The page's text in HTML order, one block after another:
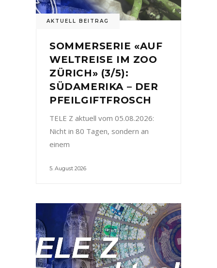
AKTUELL BEITRAG
SOMMERSERIE «AUF
WELTREISE IM ZOO
ZÜRICH» (3/5):
SÜDAMERIKA – DER
PFEILGIFTFROSCH
TELE Z aktuell vom 05.08.2026:
Nicht in 80 Tagen, sondern an
einem
5. August 2026